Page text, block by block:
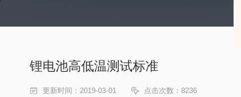
锂电池高低温测试标准
更新时间：2019-03-01 点击次数：8236